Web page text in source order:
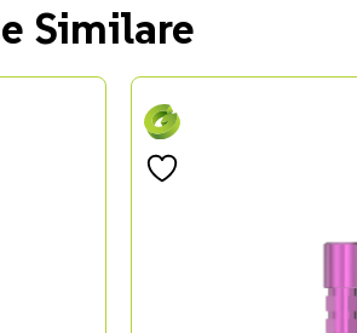
Similare